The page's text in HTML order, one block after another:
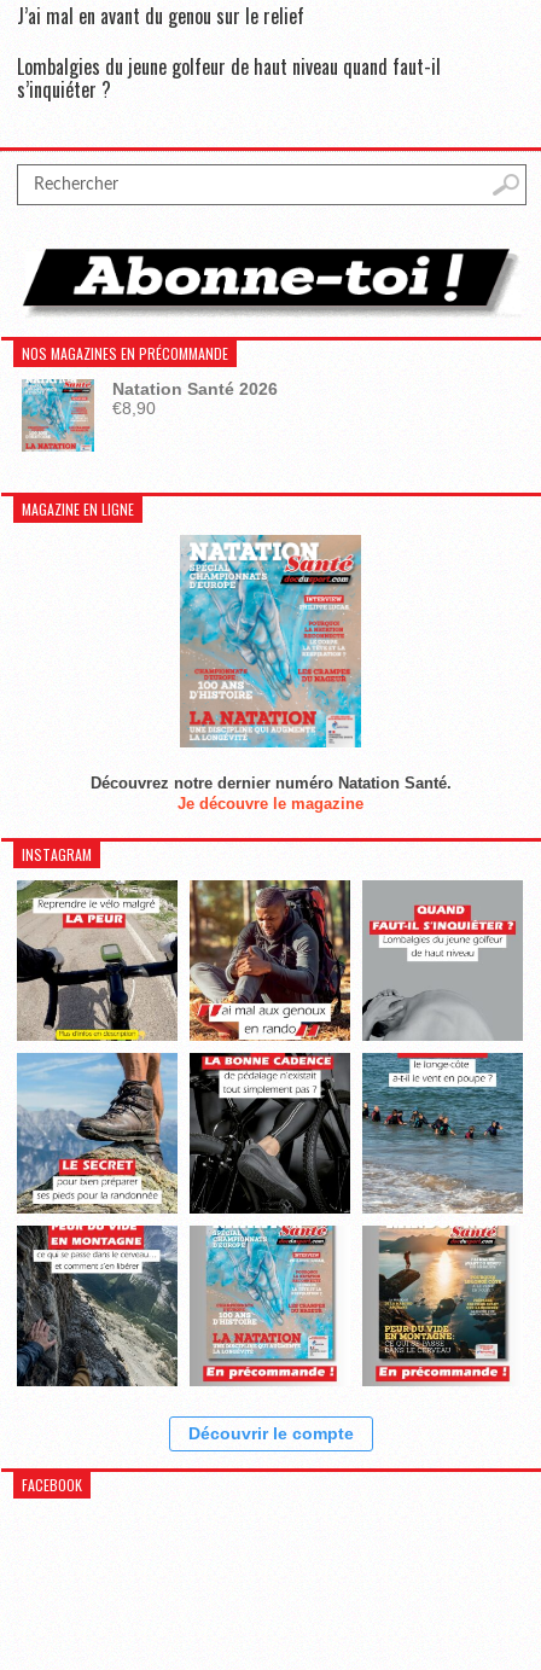
J’ai mal en avant du genou sur le relief
Lombalgies du jeune golfeur de haut niveau quand faut-il
s’inquiéter ?
NOS MAGAZINES EN PRÉCOMMANDE
Natation Santé 2026
€8,90
MAGAZINE EN LIGNE
Découvrez notre dernier numéro Natation Santé.
Je découvre le magazine
INSTAGRAM
Découvrir le compte
FACEBOOK